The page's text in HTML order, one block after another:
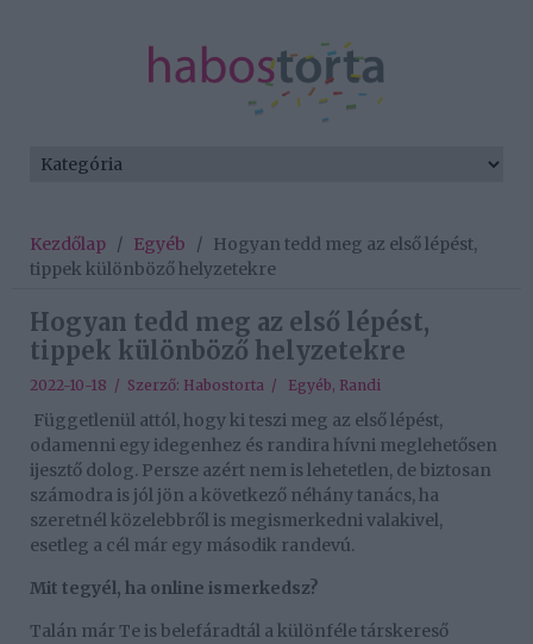
Kezdőlap / Egyéb / Hogyan tedd meg az első lépést,
tippek különböző helyzetekre
Hogyan tedd meg az első lépést,
tippek különböző helyzetekre
2022-10-18 / Szerző: Habostorta / Egyéb, Randi
Függetlenül attól, hogy ki teszi meg az első lépést,
odamenni egy idegenhez és randira hívni meglehetősen
ijesztő dolog. Persze azért nem is lehetetlen, de biztosan
számodra is jól jön a következő néhány tanács, ha
szeretnél közelebbről is megismerkedni valakivel,
esetleg a cél már egy második randevú.
Mit tegyél, ha online ismerkedsz?
Talán már Te is belefáradtál a különféle társkereső